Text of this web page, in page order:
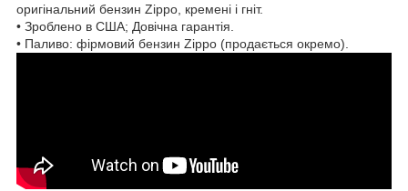
оригінальний бензин Zippo, кремені і гніт.
• Зроблено в США; Довічна гарантія.
• Паливо: фірмовий бензин Zippo (продається окремо).